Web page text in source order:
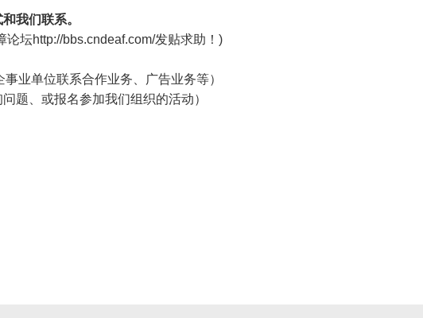
我们联系。
论坛http://bbs.cndeaf.com/发贴求助！)
业单位联系合作业务、广告业务等）
题、或报名参加我们组织的活动）